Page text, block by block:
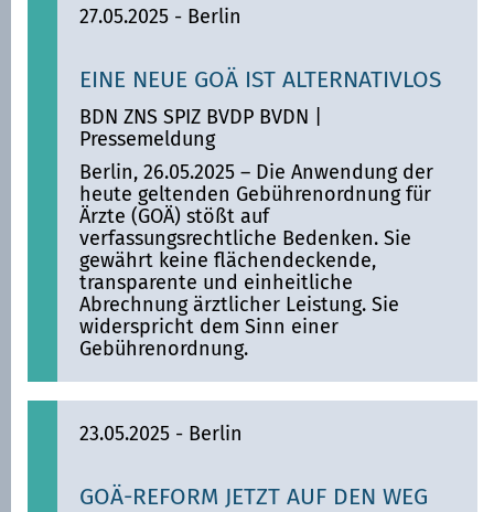
27.05.2025 - Berlin
EINE NEUE GOÄ IST ALTERNATIVLOS
BDN ZNS SPIZ BVDP BVDN
Pressemeldung
Berlin, 26.05.2025 – Die Anwendung der
heute geltenden Gebührenordnung für
Ärzte (GOÄ) stößt auf
verfassungsrechtliche Bedenken. Sie
gewährt keine flächendeckende,
transparente und einheitliche
Abrechnung ärztlicher Leistung. Sie
widerspricht dem Sinn einer
Gebührenordnung.
23.05.2025 - Berlin
GOÄ-REFORM JETZT AUF DEN WEG